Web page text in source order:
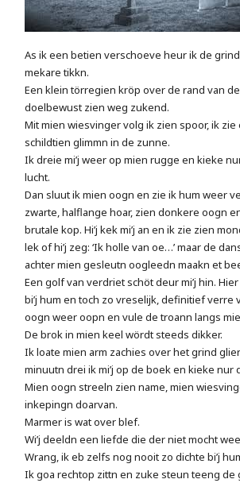
As ik een betien verschoeve heur ik de
mekare tikkn.
Een klein törregien kröp over de rand van
doelbewust zien weg zukend.
Mit mien wiesvinger volg ik zien spoor, ik zie
schildtien glimmn in de zunne.
Ik dreie mi’j weer op mien rugge en kieke
lucht.
Dan sluut ik mien oogn en zie ik hum weer
zwarte, halflange hoar, zien donkere oogn
brutale kop. Hi’j kek mi’j an en ik zie zien
lek of hi’j zeg: ‘Ik holle van oe…’ maar de
achter mien gesleutn oogleedn maakn et
Een golf van verdriet schöt deur mi’j hin.
bi’j hum en toch zo vreselijk, definitief verre
oogn weer oopn en vule de troann langs
De brok in mien keel wördt steeds dikker.
Ik loate mien arm zachies over het grind
minuutn drei ik mi’j op de boek en kieke nur
Mien oogn streeln zien name, mien
inkepingn doarvan.
Marmer is wat over blef.
Wi’j deeldn een liefde die der niet mocht
Wrang, ik eb zelfs nog nooit zo dichte bi’j
Ik goa rechtop zittn en zuke steun teeng de